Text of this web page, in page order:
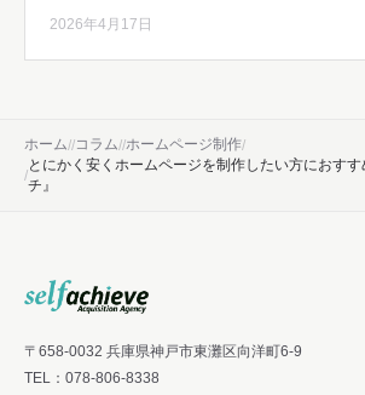
2026年4月17日
ホーム コラム ホームページ制作
とにかく安くホームページを制作したい方におす
チ』
〒658-0032 兵庫県神戸市東灘区向洋町6-9
TEL： 078-806-8338